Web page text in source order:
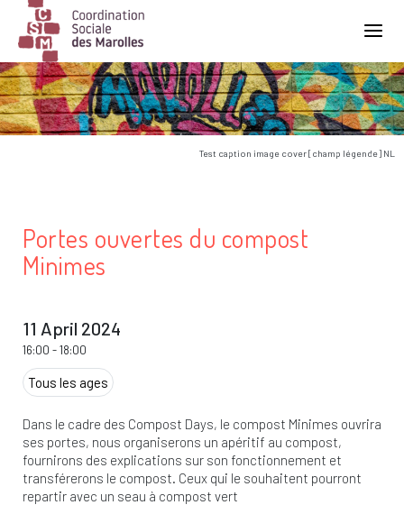
Main Navigation
Test caption image cover [champ légende] NL
Portes ouvertes du compost
Minimes
11 April 2024
16:00 -18:00
Tous les ages
Dans le cadre des Compost Days, le compost Minimes ouvrira
ses portes, nous organiserons un apéritif au compost,
fournirons des explications sur son fonctionnement et
transférerons le compost. Ceux qui le souhaitent pourront
repartir avec un seau à compost vert